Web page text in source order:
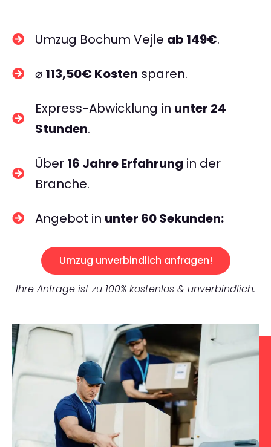
Umzug Bochum Vejle ab 149€.
⌀ 113,50€ Kosten sparen.
Express-Abwicklung in unter 24
Stunden.
Über 16 Jahre Erfahrung in der
Branche.
Angebot in unter 60 Sekunden:
Umzug unverbindlich anfragen!
Ihre Anfrage ist zu 100% kostenlos & unverbindlich.